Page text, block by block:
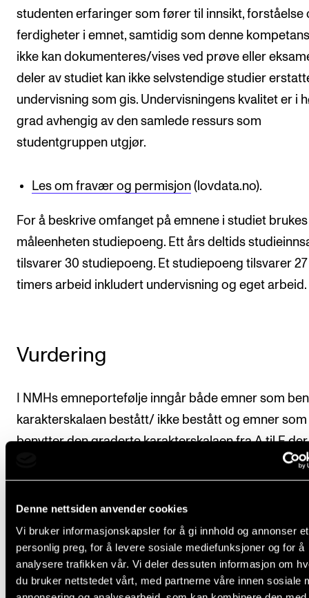
Denne nettsiden anvender cookies
Vi bruker informasjonskapsler for å gi innhold og annonser et
personlig preg, for å levere sosiale mediefunksjoner og for å
analysere trafikken vår. Vi deler dessuten informasjon om
du bruker nettstedet vårt, med partnerne våre innen sosiale
studenten erfaringer som fører til innsikt, forståelse
ferdigheter i emnet, samtidig som denne
ikke kan dokumenteres/vises ved prøve eller
deler av studiet kan ikke selvstendige studier
undervisning som gis. Undervisningens kvalitet er i
grad avhengig av den samlede ressurs som
studentgruppen utgjør.
Les om fravær og permisjon (lovdata.no).
For å beskrive omfanget på emnene i studiet brukes
måleenheten studiepoeng. Ett års deltids
tilsvarer 30 studiepoeng. Et studiepoeng tilsvarer
timers arbeid inkludert undervisning og eget arbeid.
Vurdering
I NMHs emneportefølje inngår både emner som
karakterskalaen bestått/ ikke bestått og emner som
benytter den graderte karakterskalaen fra A til F, der
laveste ståkarakter. Hvilket karaktersystem som
fremgår av hver enkelt emnebeskrivelse.
fastsatt i kapittel VI iForskrift om studiene ved
musikkhøgskole (lovdata.no).
Karakterutskrift blir utstedt når studenten har